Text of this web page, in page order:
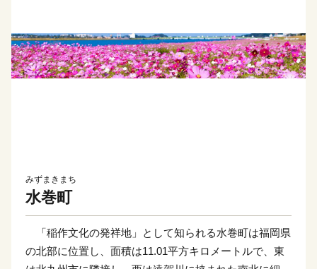
みずまきまち
水巻町
「稲作文化の発祥地」として知られる水巻町は福岡県
の北部に位置し、面積は11.01平方キロメートルで、東